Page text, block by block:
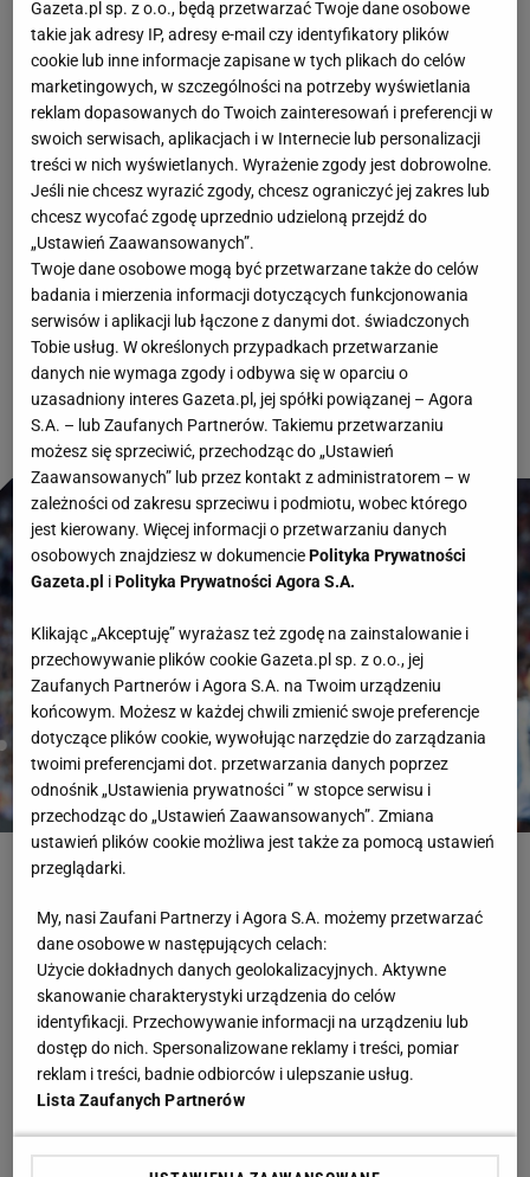
Bartosz Naus
17 czerwca 2026, 02:26
Leo Messi dziś zaczął swój szósty mundial. Na
poprzednim udało mu się poprowadzić Argentynę
do złota. A jak będzie teraz? Jeżeli w kolejnych
meczach zagra podobnie, jak z Algierią, to zapewne
tak samo. Messi zagrał fenomenalne spotkanie i
zdobył hat-tricka, dzięki któremu Argentyna
wygrała 3:0! Rywale byli tylko tłem.
John Reed / IMAGN IMAGES via Reuters Connect
Mistrzostwa Świata Mundial Leo Messi
Piłka Nożna
RELACJA NA ŻYWO Zakończona
17 czerwca 5:05
Dziękujemy!
przeczytania podsumowania na stronie Sport.pl:
Gazeta.pl sp. z o.o., będą przetwarzać Twoje dane osobowe
takie jak adresy IP, adresy e-mail czy identyfikatory plików
cookie lub inne informacje zapisane w tych plikach do celów
marketingowych, w szczególności na potrzeby wyświetlania
reklam dopasowanych do Twoich zainteresowań i preferencji w
swoich serwisach, aplikacjach i w Internecie lub personalizacji
treści w nich wyświetlanych. Wyrażenie zgody jest dobrowolne.
Jeśli nie chcesz wyrazić zgody, chcesz ograniczyć jej zakres lub
chcesz wycofać zgodę uprzednio udzieloną przejdź do
„Ustawień Zaawansowanych”.
Twoje dane osobowe mogą być przetwarzane także do celów
badania i mierzenia informacji dotyczących funkcjonowania
serwisów i aplikacji lub łączone z danymi dot. świadczonych
Tobie usług. W określonych przypadkach przetwarzanie
danych nie wymaga zgody i odbywa się w oparciu o
uzasadniony interes Gazeta.pl, jej spółki powiązanej – Agora
S.A. – lub Zaufanych Partnerów. Takiemu przetwarzaniu
możesz się sprzeciwić, przechodząc do „Ustawień
Zaawansowanych” lub przez kontakt z administratorem – w
zależności od zakresu sprzeciwu i podmiotu, wobec którego
jest kierowany. Więcej informacji o przetwarzaniu danych
osobowych znajdziesz w dokumenciePolityka Prywatności
Gazeta.pl iPolityka Prywatności Agora S.A.
Klikając „Akceptuję” wyrażasz też zgodę na zainstalowanie i
przechowywanie plików cookie Gazeta.pl sp. z o.o., jej
Zaufanych Partnerów i Agora S.A. na Twoim urządzeniu
końcowym. Możesz w każdej chwili zmienić swoje preferencje
dotyczące plików cookie, wywołując narzędzie do zarządzania
twoimi preferencjami dot. przetwarzania danych poprzez
odnośnik „Ustawienia prywatności ” w stopce serwisu i
przechodząc do „Ustawień Zaawansowanych”. Zmiana
ustawień plików cookie możliwa jest także za pomocą ustawień
przeglądarki.
My, nasi Zaufani Partnerzy i Agora S.A. możemy przetwarzać
dane osobowe w następujących celach:
Użycie dokładnych danych geolokalizacyjnych. Aktywne
skanowanie charakterystyki urządzenia do celów
identyfikacji. Przechowywanie informacji na urządzeniu lub
dostęp do nich. Spersonalizowane reklamy i treści, pomiar
reklam i treści, badnie odbiorców i ulepszanie usług.
Lista Zaufanych Partnerów